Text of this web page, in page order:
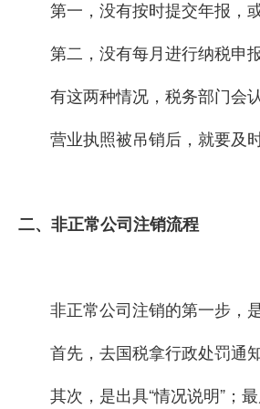
第一，没有按时提交年报，
第二，没有每月进行纳税申报
有这两种情况，税务部门会
营业执照被吊销后，就要及
二、非正常公司注销流程
非正常公司注销的第一步，
首先，去国税拿行政处罚通
其次，是出具“情况说明”；